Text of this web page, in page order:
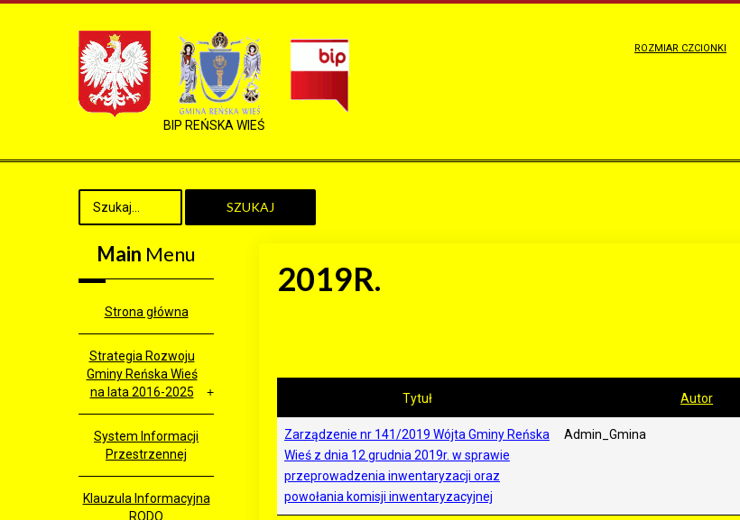
BIP REŃSKA WIEŚ
ROZMIAR CZCIONKI
SZUKAJ
2019R.
Tytuł Autor
Zarządzenie nr 141/2019 Wójta Gminy Reńska
Wieś z dnia 12 grudnia 2019r. w sprawie
przeprowadzenia inwentaryzacji oraz
powołania komisji inwentaryzacyjnej
Admin_Gmina
Main Menu
Strona główna
Strategia Rozwoju
Gminy Reńska Wieś
na lata 2016-2025
System Informacji
Przestrzennej
Klauzula Informacyjna
RODO